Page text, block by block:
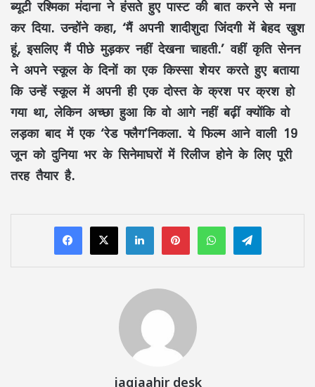
ब्यूटी रश्मिका मंदाना ने हंसते हुए पास्ट की बात करने से मना
कर दिया. उन्होंने कहा, ‘मैं अपनी शादीशुदा जिंदगी में बेहद खुश
हूं, इसलिए मैं पीछे मुड़कर नहीं देखना चाहती.’ वहीं कृति सेनन
ने अपने स्कूल के दिनों का एक किस्सा शेयर करते हुए बताया
कि उन्हें स्कूल में अपनी ही एक दोस्त के क्रश पर क्रश हो
गया था, लेकिन अच्छा हुआ कि वो आगे नहीं बढ़ीं क्योंकि वो
लड़का बाद में एक ‘रेड फ्लैग’निकला. ये फिल्म आने वाली 19
जून को दुनिया भर के सिनेमाघरों में रिलीज होने के लिए पूरी
तरह तैयार है.
LinkedInPinterestWhatsAppTelegram
jagjaahir desk